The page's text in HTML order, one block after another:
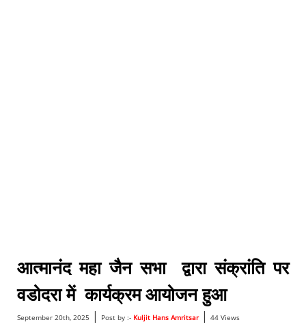
आत्मानंद महा जैन सभा द्वारा संक्रांति पर
वडोदरा में कार्यक्रम आयोजन हुआ
September 20th, 2025 | Post by :- Kuljit Hans Amritsar| 44 Views